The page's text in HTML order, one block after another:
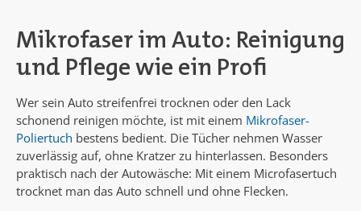
Mikrofaser im Auto: Reinigung
und Pflege wie ein Profi
Wer sein Auto streifenfrei trocknen oder den Lack
schonend reinigen möchte, ist mit einem Mikrofaser-
Poliertuch bestens bedient. Die Tücher nehmen Wasser
zuverlässig auf, ohne Kratzer zu hinterlassen. Besonders
praktisch nach der Autowäsche: Mit einem Microfasertuch
trocknet man das Auto schnell und ohne Flecken.